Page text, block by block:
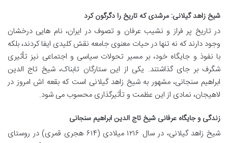
شیخ زاهد گیلانی: مرشدی که تاریخ را دگرگون کرد
در تاریخ پر فراز و نشیب عرفان و تصوف در ایران، نام هایی درخشان
وجود دارند که نه تنها در حیات معنوی جامعه نقش کلیدی ایفا کردند، بلکه
با نفوذ و جایگاه خود، بر مسیر تحولات سیاسی و اجتماعی نیز تأثیری
شگرف بر جای گذاشتند. یکی از این ستارگان تابناک، شیخ تاج الدین
ابراهیم سنجانی، مشهور به شیخ زاهد گیلانی است که بقعه اش امروز در
لاهیجان، نمادی از این عظمت و تأثیرگذاری محسوب می شود.
زندگی و جایگاه عرفانی شیخ تاج الدین ابراهیم سنجانی
شیخ زاهد گیلانی، در سال ۱۲۱۶ میلادی (۶۱۴ هجری قمری) در روستای